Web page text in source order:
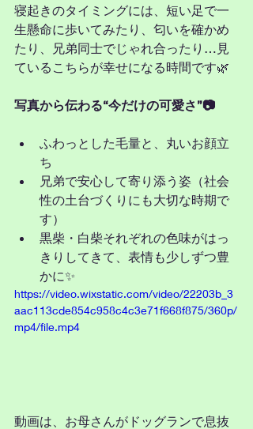
寝起きのタイミングには、短い足で一
生懸命に歩いてみたり、匂いを確かめ
たり、兄弟同士でじゃれ合ったり…見
ているこちらが幸せになる時間です🌿
写真から伝わる“今だけの可愛さ”📷
ふわっとした毛量と、丸いお顔立
ち
兄弟で安心して寄り添う姿（社会
性の土台づくりにも大切な時期で
す）
黒柴・白柴それぞれの色味がはっ
きりしてきて、表情も少しずつ豊
かに✨
https://video.wixstatic.com/video/22203b_3
aac113cde854c958c4c3e71f668f875/360p/
mp4/file.mp4
動画は、お母さんがドッグランで息抜